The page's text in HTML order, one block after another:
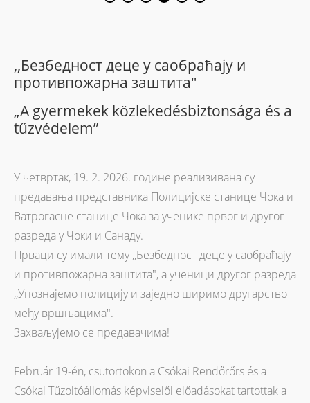
,,Безбедност деце у саобраћају и
противпожарна заштита"
„A gyermekek közlekedésbiztonsága és a
tűzvédelem”
У четвртак, 19. 2. 2026. године реализивана су
предавања представника Полицијске станице Чока и
Ватрогасне станице Чока за ученике првог и другог
разреда у Чоки и Санаду.
Прваци су имали тему ,,Безбедност деце у саобраћају
и противпожарна заштита", а ученици другог разреда
,,Упознајемо полицију и заједно ширимо другарство
међу вршњацима".
Захваљујемо се предавачима!
Február 19-én, csütörtökön a Csókai Rendőrőrs és a
Csókai Tűzoltóállomás képviselői előadásokat tartottak a